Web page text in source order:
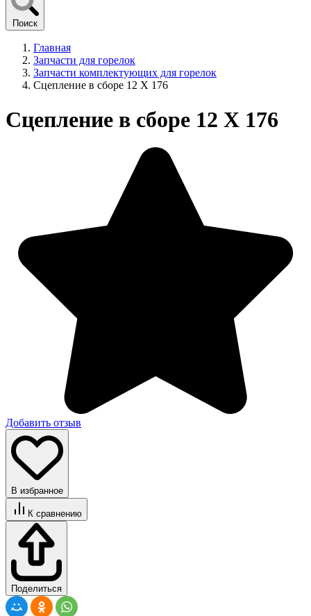
Поиск
Главная
Запчасти для горелок
Запчасти комплектующих для горелок
Сцепление в сборе 12 X 176
Сцепление в сборе 12 X 176
Добавить отзыв
В избранное
К сравнению
Поделиться